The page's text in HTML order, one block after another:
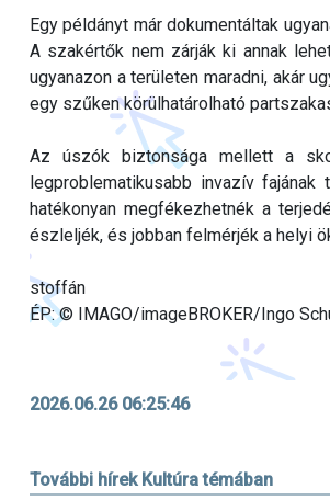
Egy példányt már dokumentáltak
A szakértők nem zárják ki annak
ugyanazon a területen maradni, akár
egy szűken körülhatárolható
Az úszók biztonsága mellett a
legproblematikusabb invazív
hatékonyan megfékezhetnék a
észleljék, és jobban felmérjék a helyi
stoffán
ÉP: © IMAGO/imageBROKER/Ingo
2026.06.26 06:25:46
További hírek Kultúra témában